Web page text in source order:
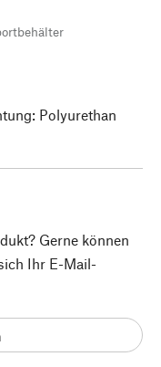
Polyurethan
Gerne können
Ihr E-Mail-